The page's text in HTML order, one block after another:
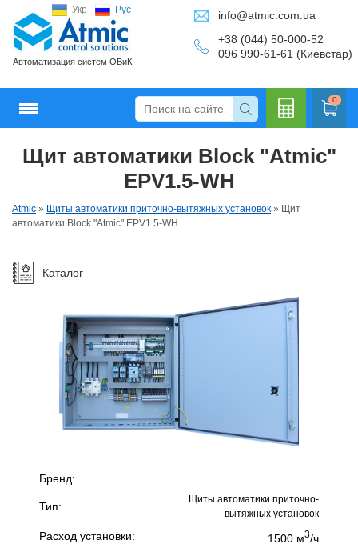
Укр Рус
Автоматизация систем ОВиК
info@atmic.com.ua
+38 (044) 50-000-52
096 990-61-61 (Киевстар)
0
Щит автоматики Block "Atmic"
EPV1.5-WH
Atmic » Щиты автоматики приточно-вытяжных установок » Щит
автоматики Block "Atmic" EPV1.5-WH
Каталог
Бренд:
Тип:
Щиты автоматики приточно-
вытяжных установок
Расход установки: 1500 м3/ч